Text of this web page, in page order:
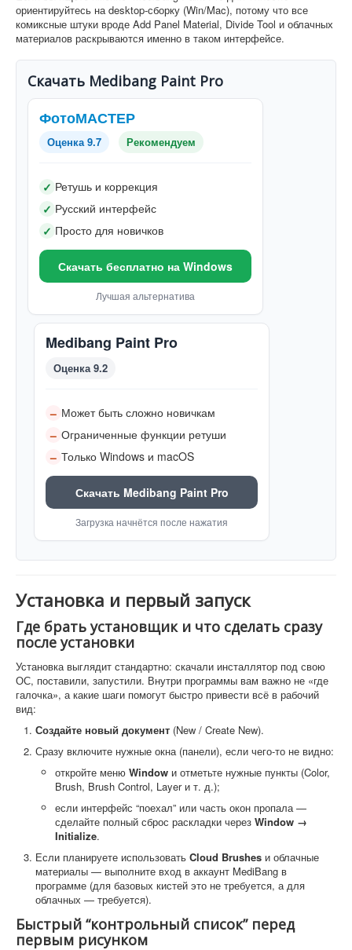
ориентируйтесь на desktop-сборку (Win/Mac), потому что все
комиксные штуки вроде Add Panel Material, Divide Tool и облачных
материалов раскрываются именно в таком интерфейсе.
Скачать Medibang Paint Pro
ФотоМАСТЕР
Оценка 9.7 Рекомендуем
✓ Ретушь и коррекция
✓ Русский интерфейс
✓ Просто для новичков
Скачать бесплатно на Windows
Лучшая альтернатива
Medibang Paint Pro
Оценка 9.2
– Может быть сложно новичкам
– Ограниченные функции ретуши
– Только Windows и macOS
Скачать Medibang Paint Pro
Загрузка начнётся после нажатия
Установка и первый запуск
Где брать установщик и что сделать сразу
после установки
Установка выглядит стандартно: скачали инсталлятор под свою
ОС, поставили, запустили. Внутри программы вам важно не «где
галочка», а какие шаги помогут быстро привести всё в рабочий
вид:
Создайте новый документ (New / Create New).
Сразу включите нужные окна (панели), если чего-то не видно:
откройте меню Window и отметьте нужные пункты (Color,
Brush, Brush Control, Layer и т. д.);
если интерфейс “поехал” или часть окон пропала —
сделайте полный сброс раскладки через Window →
Initialize.
Если планируете использовать Cloud Brushes и облачные
материалы — выполните вход в аккаунт MediBang в
программе (для базовых кистей это не требуется, а для
облачных — требуется).
Быстрый “контрольный список” перед
первым рисунком